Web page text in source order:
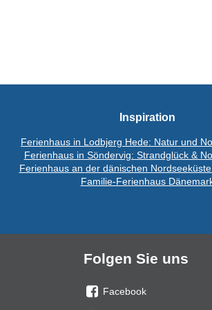
Inspiration
Ferienhaus in Lodbjerg Hede: Natur und
Ferienhaus in Söndervig: Strandglück &
Ferienhaus an der dänischen
Familie-Ferienhaus
Folgen Sie uns
Sie
Facebook